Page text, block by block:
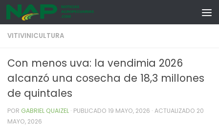
Skip to content
VITIVINICULTURA
Con menos uva: la vendimia 2026
alcanzó una cosecha de 18,3 millones
de quintales
POR GABRIEL QUAIZEL · PUBLICADO 19 MAYO, 2026 · ACTUALIZADO 20
MAYO, 2026